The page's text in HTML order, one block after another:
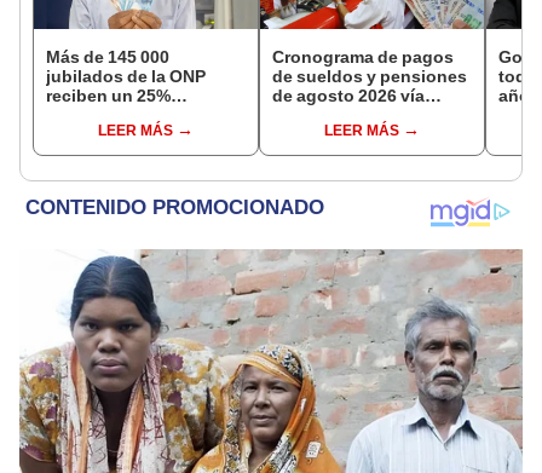
Más de 145 000
jubilados de la ONP
reciben un 25%
en agostoLEER MÁS
Cronograma de pagos
de sueldos y pensiones
de agosto 2026 vía
conoce las fechas de
depósito
LEER MÁS
año